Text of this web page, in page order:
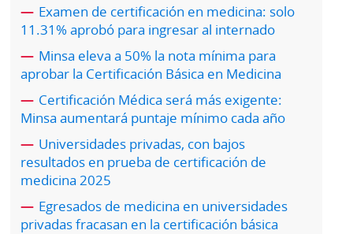
Tienda
Panamá
Tiquetes
Cero
KM
Corprensa
Ellas
Club
La
Prensa
Busca
Fácil
Hoy
por
Hoy
⌾
Cual
Examen de certificación en medicina: solo
11.31% aprobó para ingresar al internado
Minsa eleva a 50% la nota mínima para
aprobar la Certificación Básica en Medicina
Certificación Médica será más exigente:
Minsa aumentará puntaje mínimo cada año
Universidades privadas, con bajos
resultados en prueba de certificación de
medicina 2025
Egresados de medicina en universidades
privadas fracasan en la certificación básica